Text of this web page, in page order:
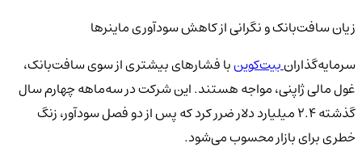
زیان سافت‌بانک و نگرانی از کاهش سودآوری ماینرها
سرمایه‌گذارانبیت‌کوینبا فشارهای بیشتری از سوی سافت‌بانک،
غول مالی ژاپنی، مواجه هستند. این شرکت در سه‌ماهه چهارم سال
گذشته ۲.۴ میلیارد دلار ضرر کرد که پس از دو فصل سودآور، زنگ
خطری برای بازار محسوب می‌شود.